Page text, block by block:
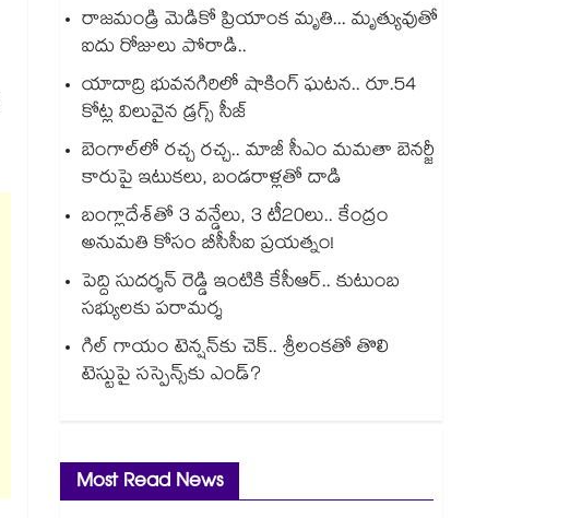
రాజమండ్రి మెడికో ప్రియాంక మృతి... మృత్యువుతో
ఐదు రోజులు పోరాడి..
యాదాద్రి భువనగిరిలో షాకింగ్ ఘటన.. రూ.54
కోట్ల విలువైన డ్రగ్స్ సీజ్
బెంగాల్⁭లో రచ్చ రచ్చ.. మాజీ సీఎం మమతా బెనర్జీ
కారుపై ఇటుకలు, బండరాళ్లతో దాడి
బంగ్లాదేశ్⁬తో 3 వన్డేలు, 3 టీ20లు.. కేంద్రం
అనుమతి కోసం బీసీసీఐ ప్రయత్నం!
పెద్ది సుదర్శన్ రెడ్డి ఇంటికి కేసీఆర్.. కుటుంబ
సభ్యులకు పరామర్శ
గిల్ గాయం టెన్షన్‌కు చెక్.. శ్రీలంకతో తొలి
టెస్టుపై సస్పెన్స్‌కు ఎండ్?
Most Read News